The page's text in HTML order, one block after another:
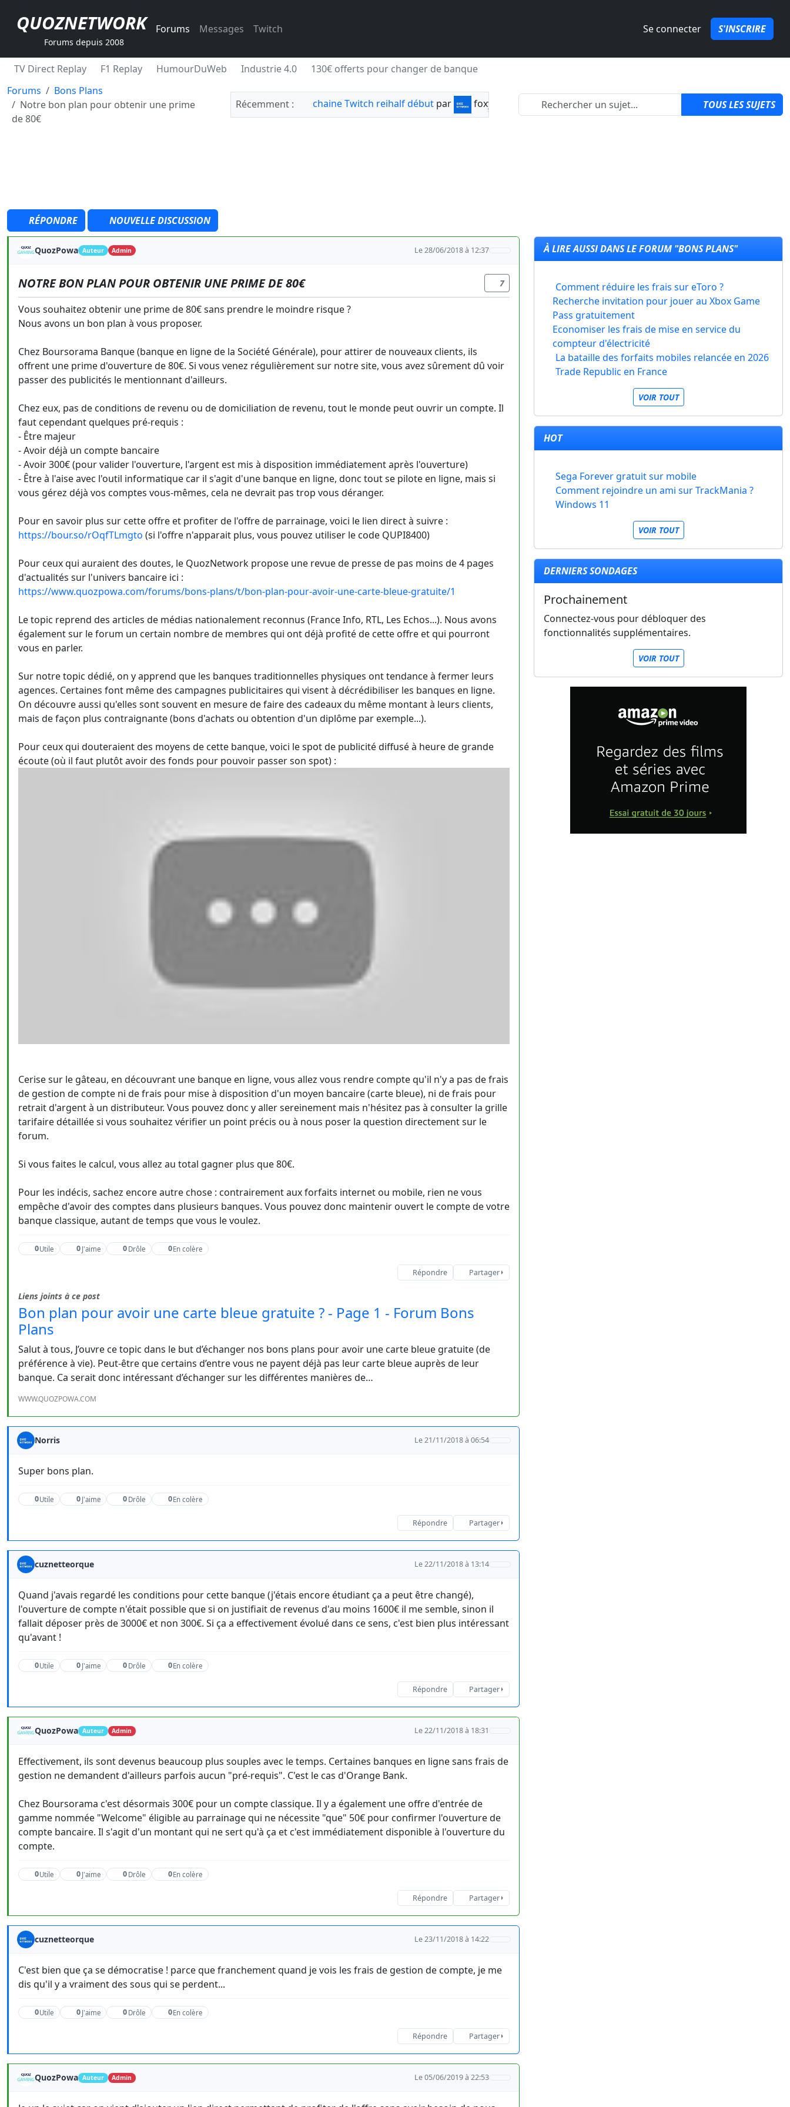
QUOZNETWORK
Forums depuis 2008
Forums Messages Twitch Se connecter S'INSCRIRE
TV Direct Replay F1 Replay HumourDuWeb Industrie 4.0
130€ offerts pour changer de banque
Forums
Bons Plans
Notre bon plan pour obtenir une prime
de 80€
Récemment : chaine Twitch reihalf début par foxylabnyy 2 TOUS LES SUJETS
RÉPONDRE NOUVELLE DISCUSSION
QuozPowa Auteur Admin Le 28/06/2018 à 12:37
NOTRE BON PLAN POUR OBTENIR UNE PRIME DE 80€ 7
Vous souhaitez obtenir une prime de 80€ sans prendre le moindre risque ?
Nous avons un bon plan à vous proposer.
Chez Boursorama Banque (banque en ligne de la Société Générale), pour attirer de nouveaux clients, ils
offrent une prime d'ouverture de 80€. Si vous venez régulièrement sur notre site, vous avez sûrement dû voir
passer des publicités le mentionnant d'ailleurs.
Chez eux, pas de conditions de revenu ou de domiciliation de revenu, tout le monde peut ouvrir un compte. Il
faut cependant quelques pré-requis :
- Être majeur
- Avoir déjà un compte bancaire
- Avoir 300€ (pour valider l'ouverture, l'argent est mis à disposition immédiatement après l'ouverture)
- Être à l'aise avec l'outil informatique car il s'agit d'une banque en ligne, donc tout se pilote en ligne, mais si
vous gérez déjà vos comptes vous-mêmes, cela ne devrait pas trop vous déranger.
Pour en savoir plus sur cette offre et profiter de l'offre de parrainage, voici le lien direct à suivre :
https://bour.so/rOqfTLmgto (si l'offre n'apparait plus, vous pouvez utiliser le code QUPI8400)
Pour ceux qui auraient des doutes, le QuozNetwork propose une revue de presse de pas moins de 4 pages
d'actualités sur l'univers bancaire ici :
https://www.quozpowa.com/forums/bons-plans/t/bon-plan-pour-avoir-une-carte-bleue-gratuite/1
Le topic reprend des articles de médias nationalement reconnus (France Info, RTL, Les Echos...). Nous avons
également sur le forum un certain nombre de membres qui ont déjà profité de cette offre et qui pourront
vous en parler.
Sur notre topic dédié, on y apprend que les banques traditionnelles physiques ont tendance à fermer leurs
agences. Certaines font même des campagnes publicitaires qui visent à décrédibiliser les banques en ligne.
On découvre aussi qu'elles sont souvent en mesure de faire des cadeaux du même montant à leurs clients,
mais de façon plus contraignante (bons d'achats ou obtention d'un diplôme par exemple...).
Pour ceux qui douteraient des moyens de cette banque, voici le spot de publicité diffusé à heure de grande
écoute (où il faut plutôt avoir des fonds pour pouvoir passer son spot) :
Cerise sur le gâteau, en découvrant une banque en ligne, vous allez vous rendre compte qu'il n'y a pas de frais
de gestion de compte ni de frais pour mise à disposition d'un moyen bancaire (carte bleue), ni de frais pour
retrait d'argent à un distributeur. Vous pouvez donc y aller sereinement mais n'hésitez pas à consulter la grille
tarifaire détaillée si vous souhaitez vérifier un point précis ou à nous poser la question directement sur le
forum.
Si vous faites le calcul, vous allez au total gagner plus que 80€.
Pour les indécis, sachez encore autre chose : contrairement aux forfaits internet ou mobile, rien ne vous
empêche d'avoir des comptes dans plusieurs banques. Vous pouvez donc maintenir ouvert le compte de votre
banque classique, autant de temps que vous le voulez.
0Utile 0 J'aime 0 Drôle 0En colère
Répondre Partager
Liens joints à ce post
Bon plan pour avoir une carte bleue gratuite ? - Page 1 - Forum Bons
Plans
Salut à tous, J’ouvre ce topic dans le but d’échanger nos bons plans pour avoir une carte bleue gratuite (de
préférence à vie). Peut-être que certains d’entre vous ne payent déjà pas leur carte bleue auprès de leur
banque. Ca serait donc intéressant d’échanger sur les différentes manières de…
WWW.QUOZPOWA.COM
Norris Le 21/11/2018 à 06:54
Super bons plan.
0Utile 0 J'aime 0 Drôle 0En colère
Répondre Partager
cuznetteorque Le 22/11/2018 à 13:14
Quand j'avais regardé les conditions pour cette banque (j'étais encore étudiant ça a peut être changé),
l'ouverture de compte n'était possible que si on justifiait de revenus d'au moins 1600€ il me semble, sinon il
fallait déposer près de 3000€ et non 300€. Si ça a effectivement évolué dans ce sens, c'est bien plus intéressant
qu'avant !
0Utile 0 J'aime 0 Drôle 0En colère
Répondre Partager
QuozPowa Auteur Admin Le 22/11/2018 à 18:31
Effectivement, ils sont devenus beaucoup plus souples avec le temps. Certaines banques en ligne sans frais de
gestion ne demandent d'ailleurs parfois aucun "pré-requis". C'est le cas d'Orange Bank.
Chez Boursorama c'est désormais 300€ pour un compte classique. Il y a également une offre d'entrée de
gamme nommée "Welcome" éligible au parrainage qui ne nécessite "que" 50€ pour confirmer l'ouverture de
compte bancaire. Il s'agit d'un montant qui ne sert qu'à ça et c'est immédiatement disponible à l'ouverture du
compte.
0Utile 0 J'aime 0 Drôle 0En colère
Répondre Partager
cuznetteorque Le 23/11/2018 à 14:22
C'est bien que ça se démocratise ! parce que franchement quand je vois les frais de gestion de compte, je me
dis qu'il y a vraiment des sous qui se perdent...
0Utile 0 J'aime 0 Drôle 0En colère
Répondre Partager
QuozPowa Auteur Admin Le 05/06/2019 à 22:53
À LIRE AUSSI DANS LE FORUM "BONS PLANS"
Comment réduire les frais sur eToro ?
Recherche invitation pour jouer au Xbox Game
Pass gratuitement
Economiser les frais de mise en service du
compteur d'électricité
La bataille des forfaits mobiles relancée en 2026
Trade Republic en France
VOIR TOUT
HOT
Sega Forever gratuit sur mobile
Comment rejoindre un ami sur TrackMania ?
Windows 11
VOIR TOUT
DERNIERS SONDAGES
Prochainement
Connectez-vous pour débloquer des
fonctionnalités supplémentaires.
VOIR TOUT